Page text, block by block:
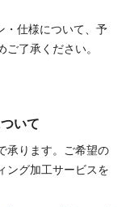
仕様について、予
了承ください。
いて
承ります。ご希望の
ング加工サービスを